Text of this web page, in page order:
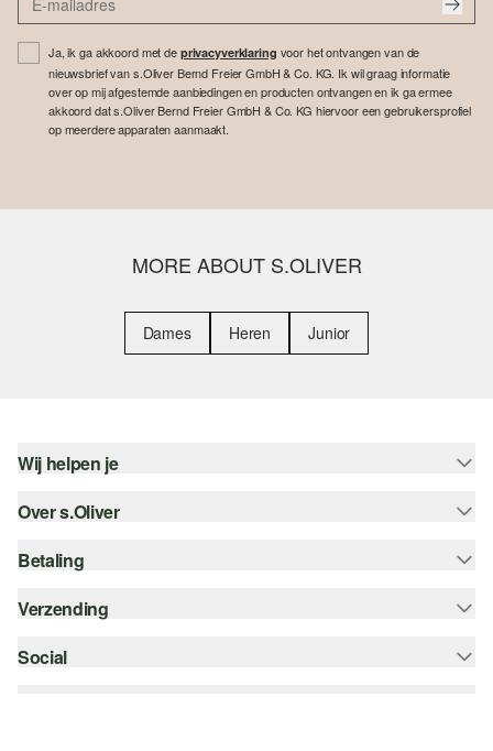
Ja, ik ga akkoord met de privacyverklaring voor het ontvangen van de
nieuwsbrief van s.Oliver Bernd Freier GmbH & Co. KG. Ik wil graag informatie
over op mij afgestemde aanbiedingen en producten ontvangen en ik ga ermee
akkoord dat s.Oliver Bernd Freier GmbH & Co. KG hiervoor een gebruikersprofiel
op meerdere apparaten aanmaakt.
MORE ABOUT S.OLIVER
Dames Heren Junior
Wij helpen je
Help - FAQ
Maattabel
Top categorieën
Over s.Oliver
Nieuwsbrief
s.Oliver Card
Betaling
Koop op rekening
Creditcard
Verzending
bpost
Social